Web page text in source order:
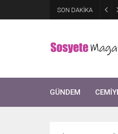
SON DAKİKA
GÜNDEM